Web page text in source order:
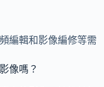
編輯和影像編修等需
像嗎？